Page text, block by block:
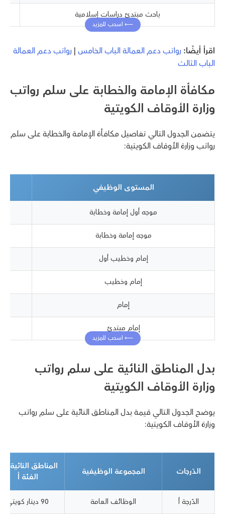
باحث مبتدئ دراسات إسلامية
اقرأ أيضًا: رواتب دعم العمالة الباب الخامس | رواتب دعم العمالة
الباب الثالث
مكافأة الإمامة والخطابة على سلم رواتب
وزارة الأوقاف الكويتية
يتضمن الجدول التالي تفاصيل مكافأة الإمامة والخطابة على سلم
رواتب وزارة الأوقاف الكويتية:
المستوى الوظيفي
موجه أول إمامة وخطابة
موجه إمامة وخطابة
إمام وخطيب أول
إمام وخطيب
إمام
إمام مبتدئ
بدل المناطق النائية على سلم رواتب
وزارة الأوقاف الكويتية
يوضح الجدول التالي قيمة بدل المناطق النائية على سلم رواتب
وزارة الأوقاف الكويتية:
الدّرجات المجموعة الوظيفية
المناطق النائية
الفئة أ
الدّرجة أ الوظائف العامة 90 دينار كويتي‏